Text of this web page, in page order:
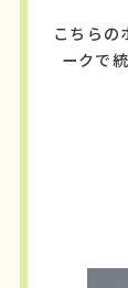
こちらの
ークで